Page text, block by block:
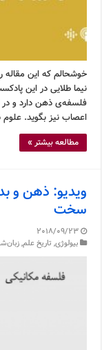
خوشحالم که این
نیما طلایی در این
فلسفه‌ی ذهن دارد و در
اعصاب نیز بگوید.
مطالعه بیشتر »
ویدیو: ذهن و
سخت
2018/09/23
بیولوژی, تاریخ علم,